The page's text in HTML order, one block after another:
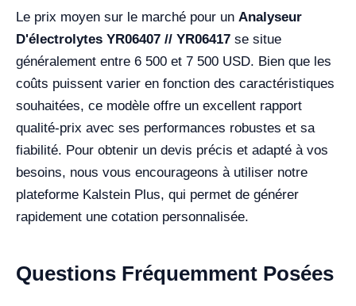
Le prix moyen sur le marché pour un Analyseur
D'électrolytes YR06407 // YR06417 se situe
généralement entre 6 500 et 7 500 USD. Bien que les
coûts puissent varier en fonction des caractéristiques
souhaitées, ce modèle offre un excellent rapport
qualité-prix avec ses performances robustes et sa
fiabilité. Pour obtenir un devis précis et adapté à vos
besoins, nous vous encourageons à utiliser notre
plateforme Kalstein Plus, qui permet de générer
rapidement une cotation personnalisée.
Questions Fréquemment Posées